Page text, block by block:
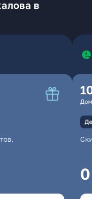
в
0